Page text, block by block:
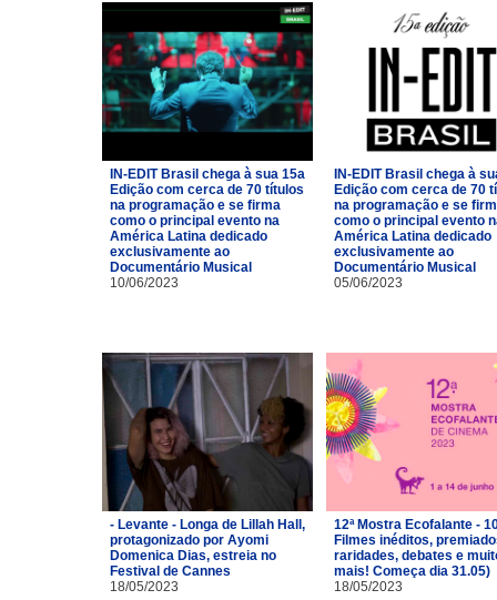
IN-EDIT Brasil chega à sua 15a
Edição com cerca de 70 títulos
na programação e se firma
como o principal evento na
América Latina dedicado
exclusivamente ao
Documentário Musical
10/06/2023
IN-EDIT Brasil chega à
Edição com cerca de 70
na programação e se
como o principal evento
América Latina dedicado
exclusivamente ao
Documentário Musical
05/06/2023
- Levante - Longa de Lillah Hall,
protagonizado por Ayomi
Domenica Dias, estreia no
Festival de Cannes
18/05/2023
12ª Mostra Ecofalante -
Filmes inéditos,
raridades, debates e
mais! Começa dia 31.05)
18/05/2023